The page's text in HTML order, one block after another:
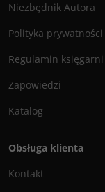
Niezbędnik Autora
Polityka prywatności
Regulamin księgarni
Zapowiedzi
Katalog
Obsługa klienta
Kontakt